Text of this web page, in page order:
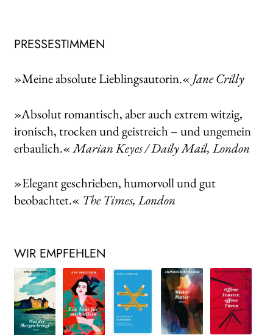
PRESSESTIMMEN
»Meine absolute Lieblingsautorin.« Jane Crilly
»Absolut romantisch, aber auch extrem witzig,
ironisch, trocken und geistreich – und ungemein
erbaulich.«Marian Keyes / Daily Mail, London
»Elegant geschrieben, humorvoll und gut
beobachtet.« The Times, London
WIR EMPFEHLEN